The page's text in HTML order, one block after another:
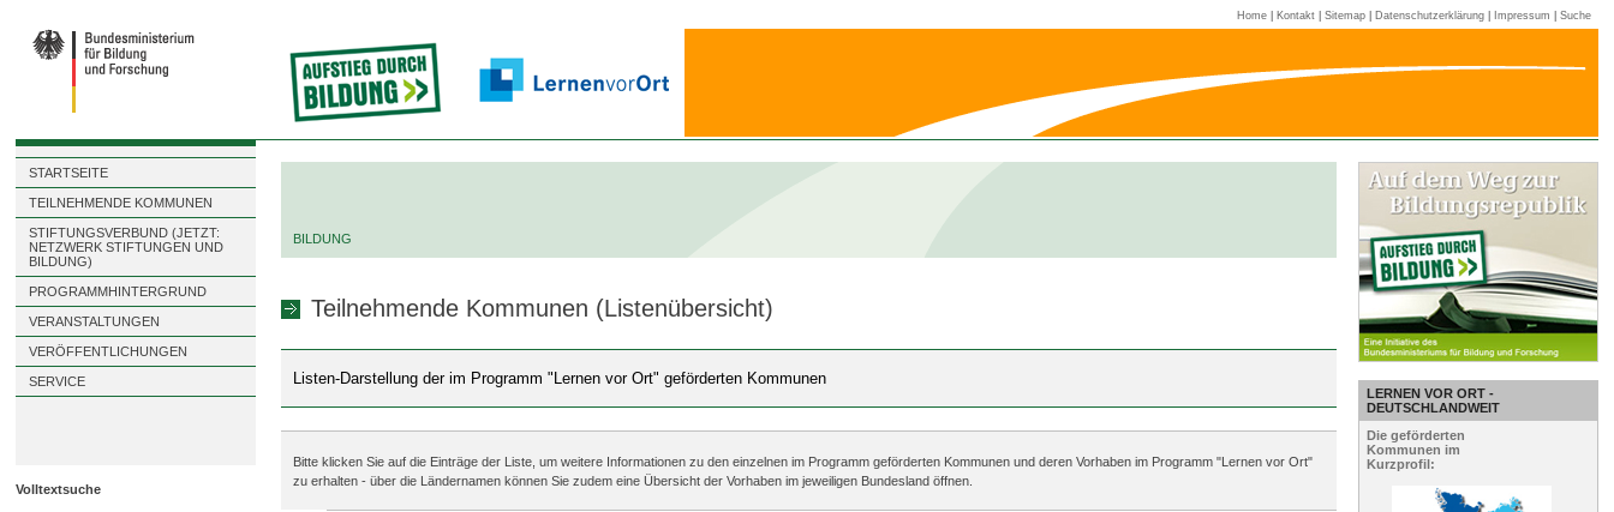
Home| Kontakt| Sitemap| Datenschutzerklärung| Impressum Suche
BILDUNG
Teilnehmende Kommunen (Listenübersicht)
Listen-Darstellung der im Programm "Lernen vor Ort" geförderten Kommunen
Bitte klicken Sie auf die Einträge der Liste, um weitere Informationen zu den einzelnen im Programm geförderten Kommunen und deren Vorhaben im Programm "Lernen vor Ort"
zu erhalten - über die Ländernamen können Sie zudem eine Übersicht der Vorhaben im jeweiligen Bundesland öffnen.
LERNEN VOR ORT -
DEUTSCHLANDWEIT
Die geförderten
Kommunen im
Kurzprofil:
STARTSEITE
TEILNEHMENDE KOMMUNEN
STIFTUNGSVERBUND (JETZT:
NETZWERK STIFTUNGEN UND
BILDUNG)
PROGRAMMHINTERGRUND
VERANSTALTUNGEN
VERÖFFENTLICHUNGEN
SERVICE
Volltextsuche